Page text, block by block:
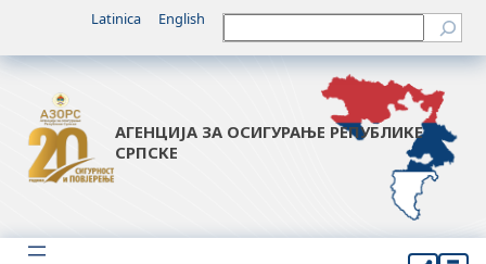
Latinica English Претрага
АГЕНЦИЈА ЗА ОСИГУРАЊЕ РЕПУБЛИКЕ
СРПСКЕ